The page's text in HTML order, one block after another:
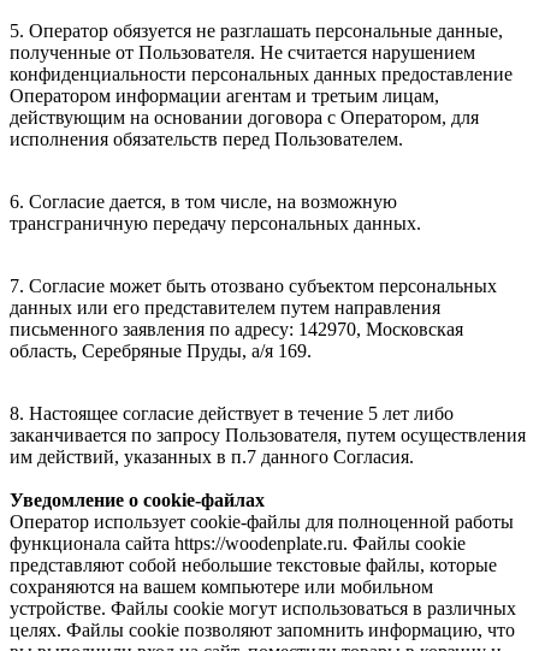
5. Оператор обязуется не разглашать персональные данные,
полученные от Пользователя. Не считается нарушением
конфиденциальности персональных данных предоставление
Оператором информации агентам и третьим лицам,
действующим на основании договора с Оператором, для
исполнения обязательств перед Пользователем.
6. Согласие дается, в том числе, на возможную
трансграничную передачу персональных данных.
7. Согласие может быть отозвано субъектом персональных
данных или его представителем путем направления
письменного заявления по адресу: 142970, Московская
область, Серебряные Пруды, а/я 169.
8. Настоящее согласие действует в течение 5 лет либо
заканчивается по запросу Пользователя, путем осуществления
им действий, указанных в п.7 данного Согласия.
Уведомление о cookie-файлах
Оператор использует cookie-файлы для полноценной работы
функционала сайта https://woodenplate.ru. Файлы cookie
представляют собой небольшие текстовые файлы, которые
сохраняются на вашем компьютере или мобильном
устройстве. Файлы cookie могут использоваться в различных
целях. Файлы cookie позволяют запомнить информацию, что